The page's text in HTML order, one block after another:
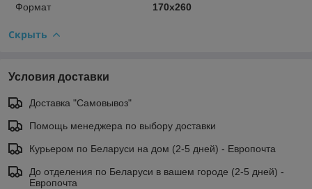
Формат
170х260
Скрыть
Условия доставки
Доставка "Самовывоз"
Помощь менеджера по выбору доставки
Курьером по Беларуси на дом (2-5 дней) - Европочта
До отделения по Беларуси в вашем городе (2-5 дней) -
Европочта